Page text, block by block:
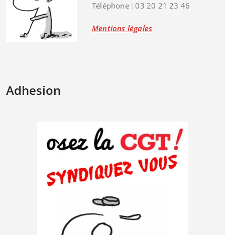
Téléphone : 03 20 21 23 46
Mentions légales
Adhesion